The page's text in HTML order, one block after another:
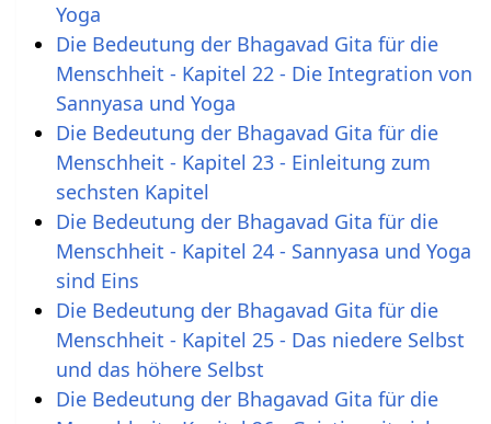
Yoga
Die Bedeutung der Bhagavad Gita für die
Menschheit - Kapitel 22 - Die Integration von
Sannyasa und Yoga
Die Bedeutung der Bhagavad Gita für die
Menschheit - Kapitel 23 - Einleitung zum
sechsten Kapitel
Die Bedeutung der Bhagavad Gita für die
Menschheit - Kapitel 24 - Sannyasa und Yoga
sind Eins
Die Bedeutung der Bhagavad Gita für die
Menschheit - Kapitel 25 - Das niedere Selbst
und das höhere Selbst
Die Bedeutung der Bhagavad Gita für die